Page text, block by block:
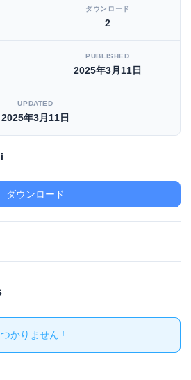
ダウンロード
2
PUBLISHED
2025年3月11日
UPDATED
2025年3月11日
ダウンロード
かりません !